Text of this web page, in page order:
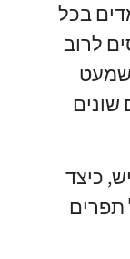
בכל
לרוב
שמעט
שונים
, כיצד
תפרים